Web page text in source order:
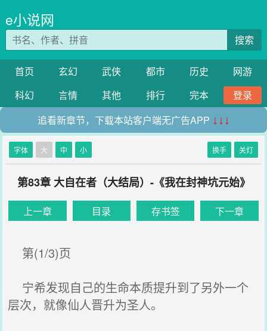
e小说网
搜索
首页 玄幻 武侠 都市 历史
网游
科幻
言情 其他 排行 完本
登录
追看新章节，下载本站客户端无广告APP ↓↓↓
字体 大 中 小 换手 关灯
第83章 大自在者（大结局）-《我在封神坑元始》
上一章 目录 存书签 下一章
第(1/3)页
宁希发现自己的生命本质提升到了另外一个
层次，就像仙人晋升为圣人。